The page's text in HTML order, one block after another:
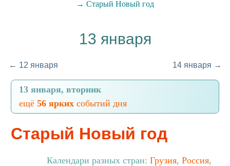
→ Старый Новый год
13 января
← 12 января 14 января →
13 января, вторник
ещё 56 ярких событий дня
Старый Новый год
Календари разных стран: Грузия, Россия,